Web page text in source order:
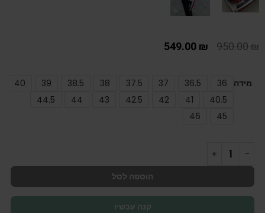
950.00₪
549.00 ₪
מידה 36
36.5
37
37.5
38
38.5
39
40
40.5
41
42
42.5
43
44
44.5
45
46
הוספה לסל
קנה עכשיו